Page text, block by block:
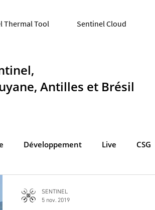
Thermal Tool Sentinel Cloud
Antilles et Brésil
Développement Live CSG
SENTINEL
5 nov. 2019